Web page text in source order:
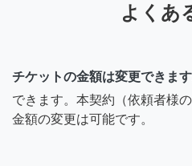
よくあ
チケットの金額は変更できま
できます。本契約（依頼者様
金額の変更は可能です。